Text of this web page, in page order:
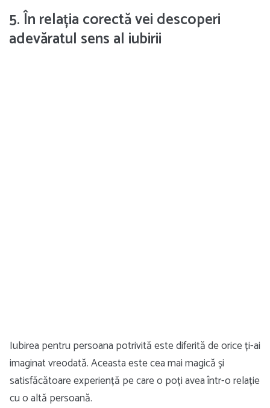
5. În relația corectă vei descoperi
adevăratul sens al iubirii
Iubirea pentru persoana potrivită este diferită de orice ți-ai
imaginat vreodată. Aceasta este cea mai magică și
satisfăcătoare experiență pe care o poți avea într-o relație
cu o altă persoană.